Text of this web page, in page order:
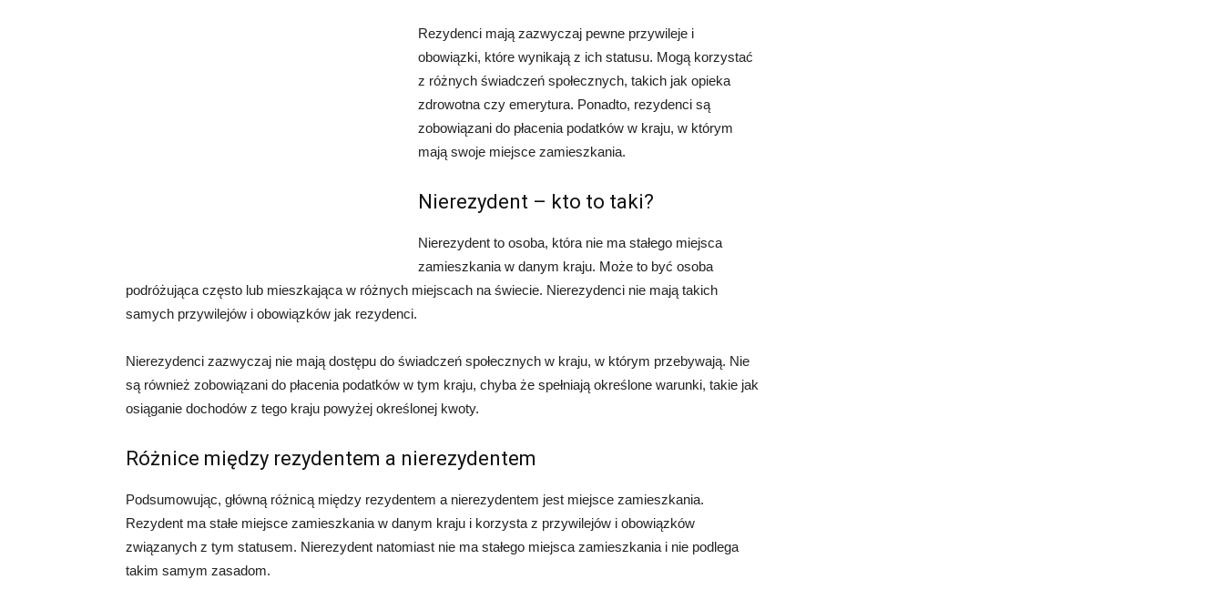
Rezydenci mają zazwyczaj pewne przywileje i
obowiązki, które wynikają z ich statusu. Mogą korzystać
z różnych świadczeń społecznych, takich jak opieka
zdrowotna czy emerytura. Ponadto, rezydenci są
zobowiązani do płacenia podatków w kraju, w którym
mają swoje miejsce zamieszkania.
Nierezydent – kto to taki?
Nierezydent to osoba, która nie ma stałego miejsca
zamieszkania w danym kraju. Może to być osoba
podróżująca często lub mieszkająca w różnych miejscach na świecie. Nierezydenci nie mają takich
samych przywilejów i obowiązków jak rezydenci.
Nierezydenci zazwyczaj nie mają dostępu do świadczeń społecznych w kraju, w którym przebywają. Nie
są również zobowiązani do płacenia podatków w tym kraju, chyba że spełniają określone warunki, takie jak
osiąganie dochodów z tego kraju powyżej określonej kwoty.
Różnice między rezydentem a nierezydentem
Podsumowując, główną różnicą między rezydentem a nierezydentem jest miejsce zamieszkania.
Rezydent ma stałe miejsce zamieszkania w danym kraju i korzysta z przywilejów i obowiązków
związanych z tym statusem. Nierezydent natomiast nie ma stałego miejsca zamieszkania i nie podlega
takim samym zasadom.